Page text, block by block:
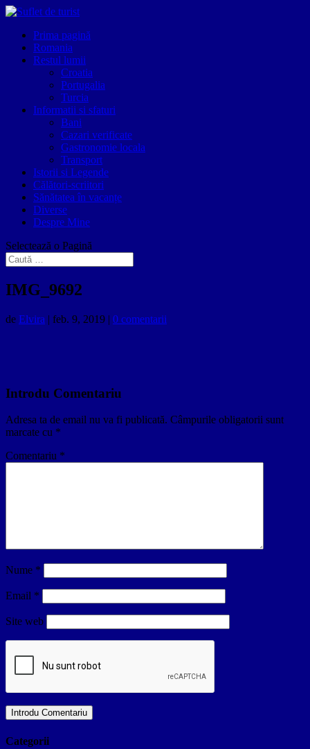
Prima pagină
Romania
Restul lumii
Croatia
Portugalia
Turcia
Informatii si sfaturi
Bani
Cazari verificate
Gastronomie locala
Transport
Istorii si Legende
Călători-scriitori
Sănătatea în vacanțe
Diverse
Despre Mine
Selectează o Pagină
IMG_9692
de Elvira | feb. 9, 2019 | 0 comentarii
Introdu Comentariu
Adresa ta de email nu va fi publicată. Câmpurile obligatorii sunt
marcate cu *
Comentariu *
Nume *
Email *
Site web
Categorii